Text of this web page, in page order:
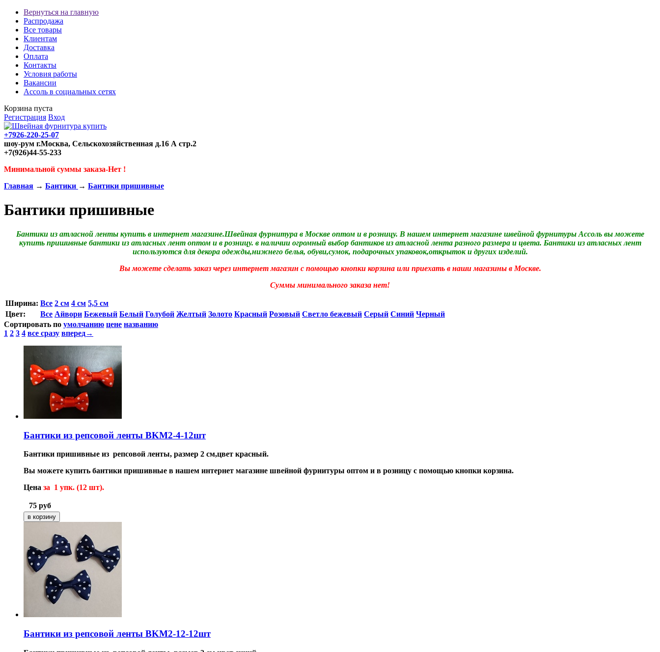
Вернуться на главную
Распродажа
Все товары
Клиентам
Доставка
Оплата
Контакты
Условия работы
Вакансии
Ассоль в социальных сетях
Корзина пуста
Регистрация Вход
+7926-220-25-07
шоу-рум г.Москва, Сельскохозяйственная д.16 А стр.2
+7(926)44-55-233
Минимальной суммы заказа-Нет !
Главная → Бантики → Бантики пришивные
Бантики пришивные
Бантики из атласной ленты купить в интернет магазине.Швейная фурнитура в Москве оптом и в розницу. В нашем интернет магазине швейной фурнитуры Ассоль вы можете
купить пришивные бантики из атласных лент оптом и в розницу. в наличии огромный выбор бантиков из атласной лента разного размера и цвета. Бантикииз атласных лент
используютсядля декора одежды,нижнего белья, обуви,сумок, подарочных упаковок,открытоки других изделий.
Вы можете сделать заказ через интернет магазин с помощью кнопки корзина или приехать в наши магазины в Москве.
Суммы минимального заказа нет!
Ширина: Все 2 см 4 см 5,5 см
Цвет:
Все Айвори Бежевый Белый Голубой Желтый Золото Красный Розовый Светло бежевый Серый Синий Черный
Сортировать по умолчанию цене названию
1 2 3 4 все сразу вперед→
Бантики из репсовой ленты BKM2-4-12шт
Бантики пришивные из репсовой ленты, размер 2 см,цвет красный.
Вы можете купить бантики пришивные в нашем интернет магазине швейной фурнитуры оптом и в розницу с помощью кнопки корзина.
Цена за 1 упк. (12 шт).
75 руб
Бантики из репсовой ленты BKM2-12-12шт